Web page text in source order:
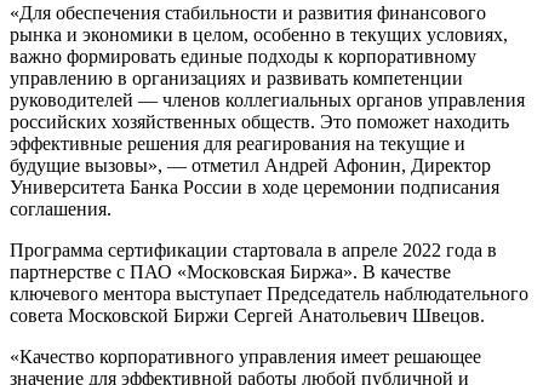
«Для обеспечения стабильности и развития финансового
рынка и экономики в целом, особенно в текущих условиях,
важно формировать единые подходы к корпоративному
управлению в организациях и развивать компетенции
руководителей — членов коллегиальных органов управления
российских хозяйственных обществ. Это поможет находить
эффективные решения для реагирования на текущие и
будущие вызовы», — отметил Андрей Афонин, Директор
Университета Банка России в ходе церемонии подписания
соглашения.
Программа сертификации стартовала в апреле 2022 года в
партнерстве с ПАО «Московская Биржа». В качестве
ключевого ментора выступает Председатель наблюдательного
совета Московской Биржи Сергей Анатольевич Швецов.
«Качество корпоративного управления имеет решающее
значение для эффективной работы любой публичной и